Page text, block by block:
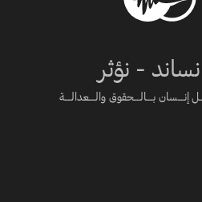
- نؤثر
إنــــسان بــــالــــحقوق والــــعدالــــة